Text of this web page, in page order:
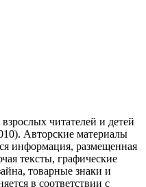
читателей и детей
Авторские материалы
размещенная
тексты, графические
товарные знаки и
в соответствии с